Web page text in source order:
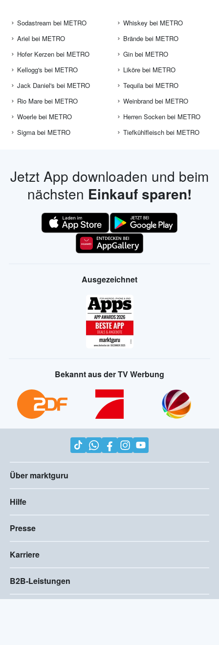
Sodastream bei METRO
Ariel bei METRO
Hofer Kerzen bei METRO
Kellogg's bei METRO
Jack Daniel's bei METRO
Rio Mare bei METRO
Woerle bei METRO
Sigma bei METRO
Whiskey bei METRO
Brände bei METRO
Gin bei METRO
Liköre bei METRO
Tequila bei METRO
Weinbrand bei METRO
Herren Socken bei METRO
Tiefkühlfleisch bei METRO
Jetzt App downloaden und beim
nächsten Einkauf sparen!
Ausgezeichnet
Bekannt aus der TV Werbung
Über marktguru
Hilfe
Presse
Karriere
B2B-Leistungen